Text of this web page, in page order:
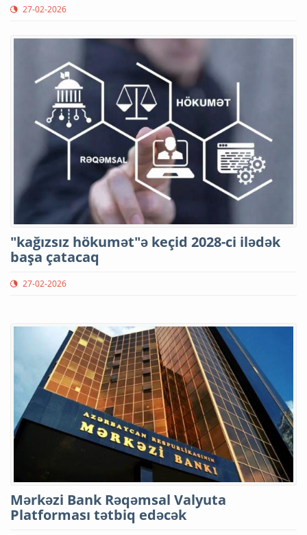
27-02-2026
"kağızsız hökumət"ə keçid 2028-ci ilədək
başa çatacaq
27-02-2026
Mərkəzi Bank Rəqəmsal Valyuta
Platforması tətbiq edəcək